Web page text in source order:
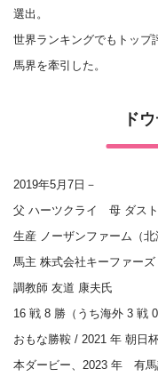
選出。
世界ランキングでもトップ
馬界を牽引した。
ド
2019年5月7日－
父 ハーツクライ 母 ダスト
生産 ノーザンファーム（北
馬主 株式会社キーファーズ
調教師 友道 康夫氏
16 戦 8 勝（うち海外 3 戦 0
おもな勝鞍 / 2021 年 朝日
本ダービー、2023 年 有